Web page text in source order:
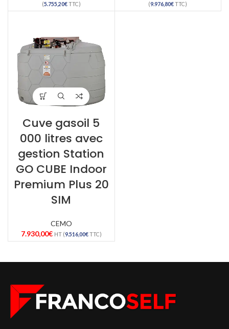
(5.755,20€TTC)
(9.976,80€TTC)
Cuve gasoil 5
000 litres avec
gestion Station
GO CUBE Indoor
Premium Plus 20
SIM
CEMO
7.930,00€ HT (9.516,00€TTC)